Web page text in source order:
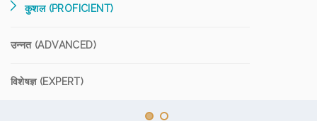
कुशल (PROFICIENT)
उन्नत (ADVANCED)
विशेषज्ञ (EXPERT)